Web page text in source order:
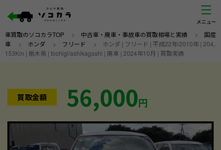
車買取のソコカラTOP > 中古車・廃車・事故車の買取相場と実績 > 国産
車 > ホンダ > フリード >
ホンダ | フリード | 平成22年/2010年 | 204,
153Km | 栃木県 | tochigi/ashikagashi | 廃車 | 2024年10月 | 買取実績
買取金額 56,000円